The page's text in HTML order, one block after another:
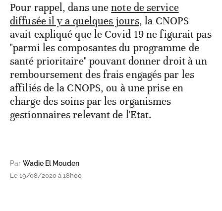
Pour rappel, dans unenote de service
diffusée il y a quelques jours, la CNOPS
avait expliqué que le Covid-19 ne figurait pas
"parmi les composantes du programme de
santé prioritaire" pouvant donner droit à un
remboursement des frais engagés par les
affiliés de la CNOPS, ou à une prise en
charge des soins par les organismes
gestionnaires relevant de l'Etat.
Par Wadie El Mouden
Le 19/08/2020 à 18h00